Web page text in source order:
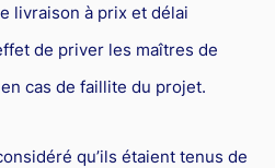
livraison à prix et délai
de priver les maîtres de
cas de faillite du projet.
qu’ils étaient tenus de